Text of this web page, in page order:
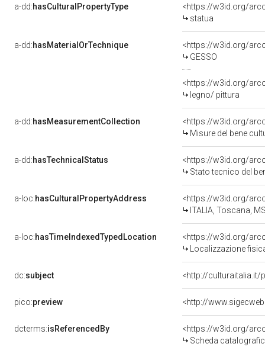
a-dd:hasCulturalPropertyType
<https://w3id.org/
statua
a-dd:hasMaterialOrTechnique
<https://w3id.org/
GESSO
<https://w3id.org/
legno/ pittura
a-dd:hasMeasurementCollection
<https://w3id.org/
Misure del bene
a-dd:hasTechnicalStatus
<https://w3id.org/
Stato tecnico del
a-loc:hasCulturalPropertyAddress
<https://w3id.org/
ITALIA, Toscana,
a-loc:hasTimeIndexedTypedLocation
<https://w3id.org/
Localizzazione
dc:subject <http://culturaitalia.it/
pico:preview
dcterms:isReferencedBy
<https://w3id.org/
Scheda